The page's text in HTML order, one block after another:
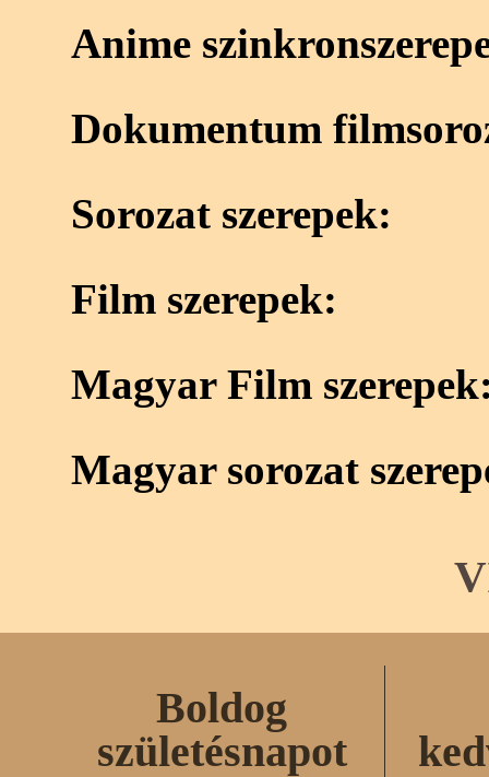
Anime
Dokumentum
Sorozat szerepek:
Film szerepek:
Magyar Film
Magyar sorozat
Boldog
születésnapot